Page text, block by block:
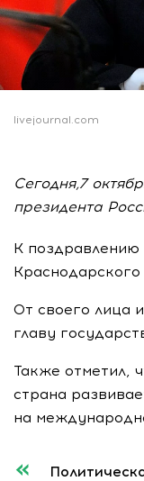
livejournal.com
Сегодня,7
президента
К поздравлению
От своего лица
главу
Также отметил,
страна
на